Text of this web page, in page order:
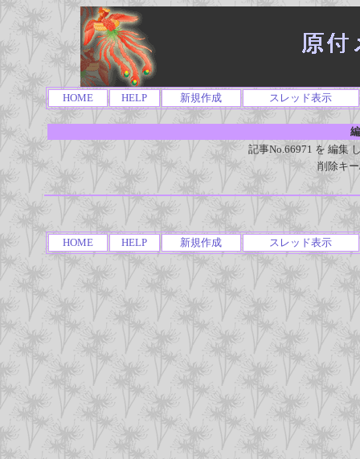
HOME HELP 新規作成 スレッド表示
記事No.66971 を 編集
削除キ
HOME HELP 新規作成 スレッド表示